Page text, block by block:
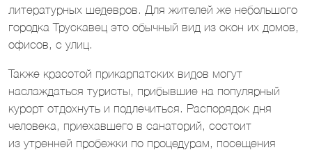
литературных шедевров. Для жителей же небольшого
городка Трускавец это обычный вид из окон их домов,
офисов, с улиц.
Также красотой прикарпатских видов могут
наслаждаться туристы, прибывшие на популярный
курорт отдохнуть и подлечиться. Распорядок дня
человека, приехавшего в санаторий, состоит
из утренней пробежки по процедурам, посещения